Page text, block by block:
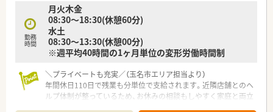
勤務
時間
月火木金
08:30〜18:30(休憩60分)
水土
08:30～13:30(休憩00分)
※週平均40時間の1ヶ月単位の変形労働時間制
＼プライベートも充実／（玉名市エリア担当より）
年間休日110日で残業も分単位で支給されます。近隣店舗とのヘ
ルプ体制が整っているため、お休みの相談もしやすく家庭と両立